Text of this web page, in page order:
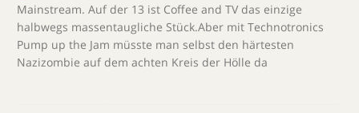
Mainstream. Auf der 13 ist Coffee and TV das einzige
halbwegs massentaugliche Stück.Aber mit Technotronics
Pump up the Jam müsste man selbst den härtesten
Nazizombie auf dem achten Kreis der Hölle da